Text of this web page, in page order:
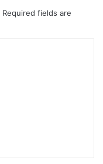
Required fields are